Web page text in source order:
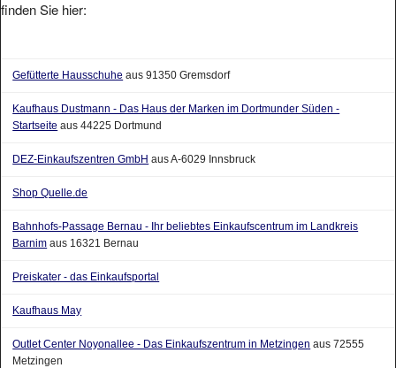
finden Sie hier:
Gefütterte Hausschuhe aus 91350 Gremsdorf
Kaufhaus Dustmann - Das Haus der Marken im Dortmunder Süden -
Startseite aus 44225 Dortmund
DEZ-Einkaufszentren GmbH aus A-6029 Innsbruck
Shop Quelle.de
Bahnhofs-Passage Bernau - Ihr beliebtes Einkaufscentrum im Landkreis
Barnim aus 16321 Bernau
Preiskater - das Einkaufsportal
Kaufhaus May
Outlet Center Noyonallee - Das Einkaufszentrum in Metzingen aus 72555
Metzingen